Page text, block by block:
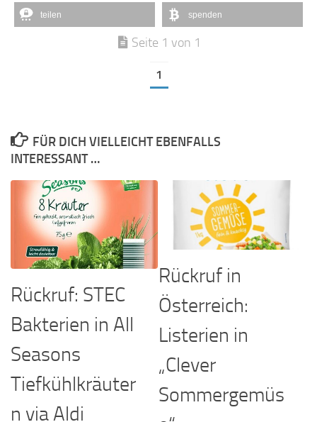
teilen spenden
Seite 1 von 1
1
FÜR DICH VIELLEICHT EBENFALLS
INTERESSANT …
Rückruf: STEC
Bakterien in All
Seasons
Tiefkühlkräuter
n via Aldi
Rückruf in
Österreich:
Listerien in
„Clever
Sommergemüs